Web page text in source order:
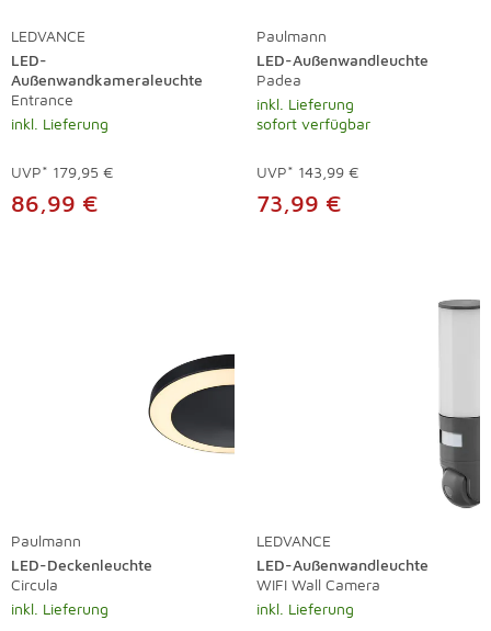
LEDVANCE
LED-
Außenwandkameraleuchte
Entrance
inkl. Lieferung
UVP* 179,95 €
86,99 €
Paulmann
LED-Außenwandleuchte
Padea
inkl. Lieferung
sofort verfügbar
UVP* 143,99 €
73,99 €
Paulmann
LED-Deckenleuchte
Circula
inkl. Lieferung
LEDVANCE
LED-Außenwandleuchte
WIFI Wall Camera
inkl. Lieferung